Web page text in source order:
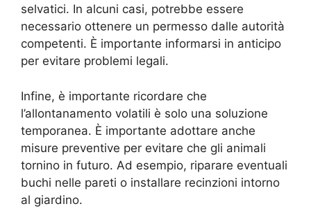
selvatici. In alcuni casi, potrebbe essere
necessario ottenere un permesso dalle autorità
competenti. È importante informarsi in anticipo
per evitare problemi legali.
Infine, è importante ricordare che
l’allontanamento volatili è solo una soluzione
temporanea. È importante adottare anche
misure preventive per evitare che gli animali
tornino in futuro. Ad esempio, riparare eventuali
buchi nelle pareti o installare recinzioni intorno
al giardino.